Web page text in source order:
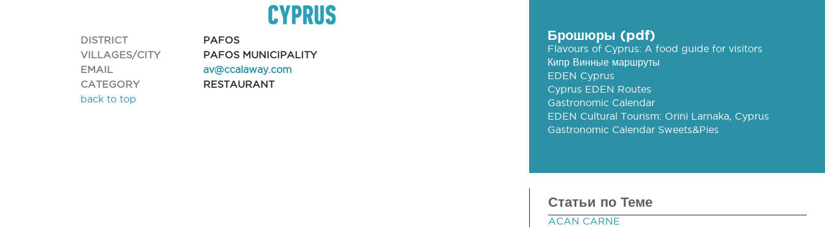
DISTRICT
PAFOS
VILLAGES/CITY
PAFOS MUNICIPALITY
EMAIL
av@ccalaway.com
CATEGORY
RESTAURANT
back to top
Брошюры (pdf)
Flavours of Cyprus: A food guide for visitors
Кипр Винные маршруты
EDEN Cyprus
Cyprus EDEN Routes
Gastronomic Calendar
EDEN Cultural Tourism: Orini Larnaka, Cyprus
Gastronomic Calendar Sweets&Pies
Статьи по Теме
ACAN CARNE